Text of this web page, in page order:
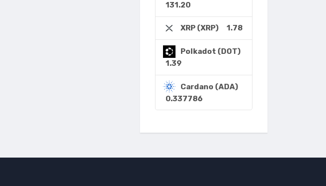
131.20
XRP (XRP) 1.78
Polkadot (DOT)
1.39
Cardano (ADA)
0.337786